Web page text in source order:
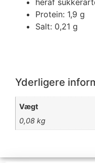
Protein: 1,9 g
Salt: 0,21 g
Yderligere
Vægt
0,08 kg